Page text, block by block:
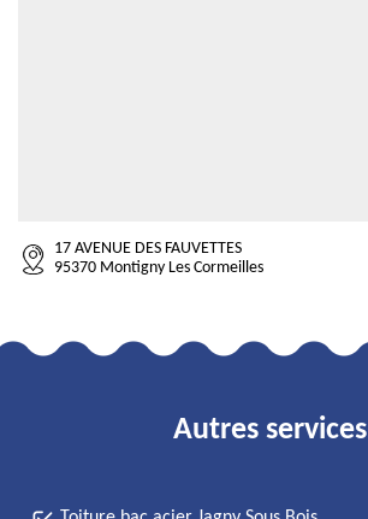
17 AVENUE DES FAUVETTES
95370 Montigny Les Cormeilles
Autres services